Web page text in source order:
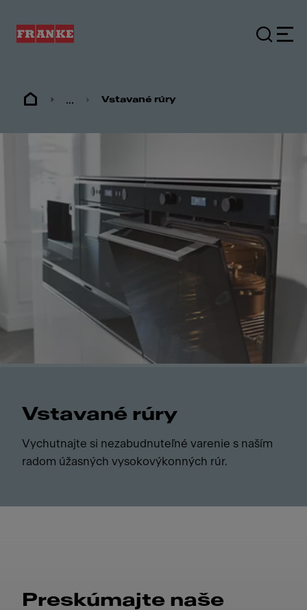
... Vstavané rúry
Vstavané rúry
Vychutnajte si nezabudnuteľné varenie s naším
radom úžasných vysokovýkonných rúr.
Preskúmajte naše